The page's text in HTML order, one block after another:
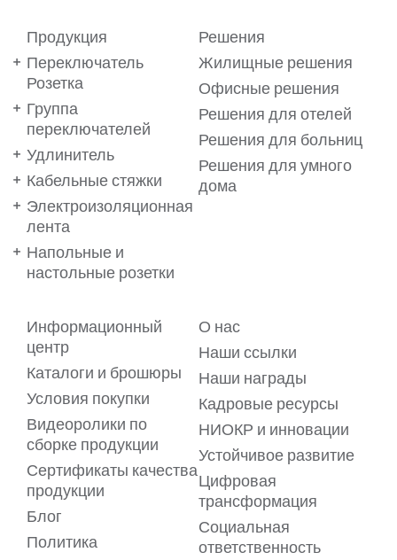
Продукция
Переключатель
Розетка
Группа
переключателей
Удлинитель
Кабельные стяжки
Электроизоляционная
лента
Напольные и
настольные розетки
Решения
Жилищные решения
Офисные решения
Решения для отелей
Решения для больниц
Решения для умного
дома
Информационный
центр
Каталоги и брошюры
Условия покупки
Видеоролики по
сборке продукции
Сертификаты качества
продукции
Блог
Политика
О нас
Наши ссылки
Наши награды
Кадровые ресурсы
НИОКР и инновации
Устойчивое развитие
Цифровая
трансформация
Социальная
ответственность
Ваши предпочтения важны
для нас!
Мы используем файлы cookie на нашем веб-сайте, чтобы
позволяют предлагать вам услуги в виде
персонализированного контента, адаптированного к
вашим предпочтениям. Для получения подробной
информации ознакомьтесь с нашим
Пояснительным текстом о файлах cookie.
Если, в рамках
согласны на передачу вашей личной информации, такой
как ваш IP-адрес, данные о ваших посещениях, кликах и
просмотрах, показывающих ваше поведение на